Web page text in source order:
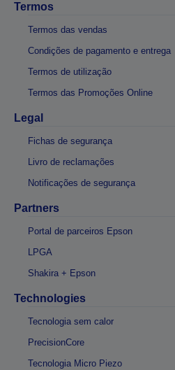
Termos
Termos das vendas
Condições de pagamento e entrega
Termos de utilização
Termos das Promoções Online
Legal
Fichas de segurança
Livro de reclamações
Notificações de segurança
Partners
Portal de parceiros Epson
LPGA
Shakira + Epson
Technologies
Tecnologia sem calor
PrecisionCore
Tecnologia Micro Piezo